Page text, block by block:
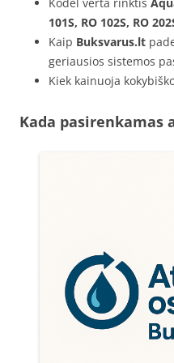
101S, RO 102S, RO
Kaip Buksvarus.lt
geriausios sistemos
Kiek kainuoja
Kada pasirenkamas